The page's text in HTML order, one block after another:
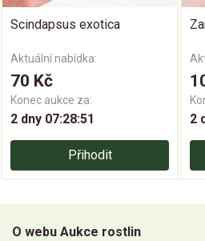
Scindapsus exotica
Aktuální nabídka:
70 Kč
Konec aukce za:
2 dny 07:28:50
Přihodit
2
O webu Aukce rostlin